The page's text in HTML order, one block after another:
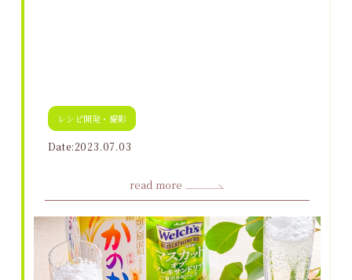
レシピ開発・撮影
Date:2023.07.03
read more